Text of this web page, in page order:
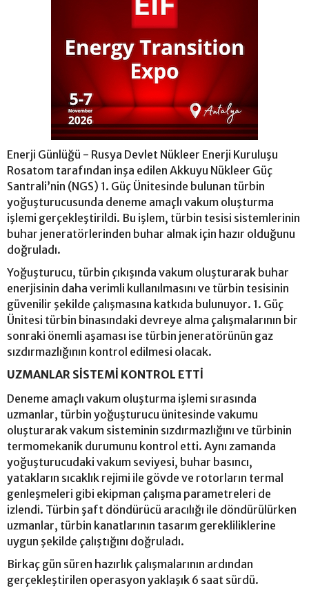
Enerji Günlüğü - Rusya Devlet Nükleer Enerji Kuruluşu
Rosatom tarafından inşa edilen Akkuyu Nükleer Güç
Santrali’nin (NGS) 1. Güç Ünitesinde bulunan türbin
yoğuşturucusunda deneme amaçlı vakum oluşturma
işlemi gerçekleştirildi. Bu işlem, türbin tesisi sistemlerinin
buhar jeneratörlerinden buhar almak için hazır olduğunu
doğruladı.
Yoğuşturucu, türbin çıkışında vakum oluşturarak buhar
enerjisinin daha verimli kullanılmasını ve türbin tesisinin
güvenilir şekilde çalışmasına katkıda bulunuyor. 1. Güç
Ünitesi türbin binasındaki devreye alma çalışmalarının bir
sonraki önemli aşaması ise türbin jeneratörünün gaz
sızdırmazlığının kontrol edilmesi olacak.
UZMANLAR SİSTEMİ KONTROL ETTİ
Deneme amaçlı vakum oluşturma işlemi sırasında
uzmanlar, türbin yoğuşturucu ünitesinde vakumu
oluşturarak vakum sisteminin sızdırmazlığını ve türbinin
termomekanik durumunu kontrol etti. Aynı zamanda
yoğuşturucudaki vakum seviyesi, buhar basıncı,
yatakların sıcaklık rejimi ile gövde ve rotorların termal
genleşmeleri gibi ekipman çalışma parametreleri de
izlendi. Türbin şaft döndürücü aracılığı ile döndürülürken
uzmanlar, türbin kanatlarının tasarım gerekliliklerine
uygun şekilde çalıştığını doğruladı.
Birkaç gün süren hazırlık çalışmalarının ardından
gerçekleştirilen operasyon yaklaşık 6 saat sürdü.